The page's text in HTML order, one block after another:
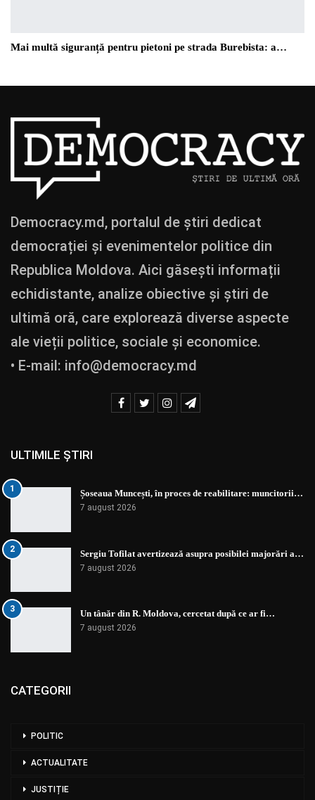
Mai multă siguranță pentru pietoni pe strada Burebista: a…
Democracy.md, portalul de știri dedicat
democrației și evenimentelor politice din
Republica Moldova. Aici găsești informații
echidistante, analize obiective și știri de
ultimă oră, care explorează diverse aspecte
ale vieții politice, sociale și economice.
• E-mail: info@democracy.md
ULTIMILE ȘTIRI
1 Șoseaua Muncești, în proces de reabilitare: muncitorii…
7 august 2026
2 Sergiu Tofilat avertizează asupra posibilei majorări a…
7 august 2026
3 Un tânăr din R. Moldova, cercetat după ce ar fi…
7 august 2026
CATEGORII
POLITIC
ACTUALITATE
JUSTIȚIE